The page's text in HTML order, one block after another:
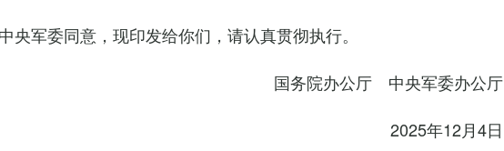
央军委同意，现印发给你们，请认真贯彻执行。
国务院办公厅 中央军委办公厅
2025年12月4日